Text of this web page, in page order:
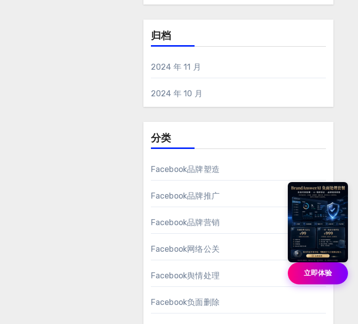
归档
2024 年 11 月
2024 年 10 月
分类
Facebook品牌塑造
Facebook品牌推广
Facebook品牌营销
Facebook网络公关
Facebook舆情处理
Facebook负面删除
立即体验